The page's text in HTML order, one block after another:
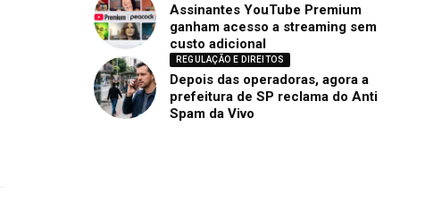
Assinantes YouTube Premium
ganham acesso a streaming sem
custo adicional
REGULAÇÃO E DIREITOS
Depois das operadoras, agora a
prefeitura de SP reclama do Anti
Spam da Vivo